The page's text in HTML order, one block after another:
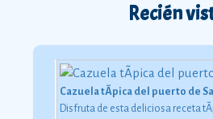
Recién
Cazuela tÃ­pica del puerto de
Disfruta de esta deliciosa receta